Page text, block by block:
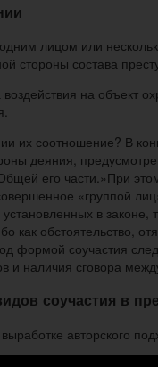
лицом или
стороны состава
воздействия на
их соотношение? В
деяния,
его части.»При
«группой
в
как обстоятельство,
формой соучастия
и наличия сговора
соучастия в
авторского